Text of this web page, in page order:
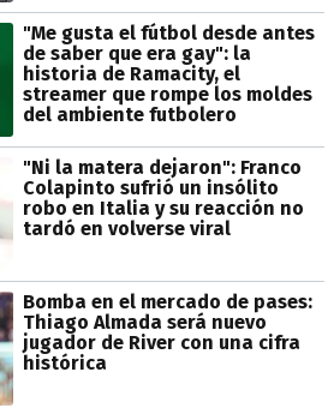
"Me gusta el fútbol desde antes
de saber que era gay": la
historia de Ramacity, el
streamer que rompe los moldes
del ambiente futbolero
"Ni la matera dejaron": Franco
Colapinto sufrió un insólito
robo en Italia y su reacción no
tardó en volverse viral
Bomba en el mercado de pases:
Thiago Almada será nuevo
jugador de River con una cifra
histórica